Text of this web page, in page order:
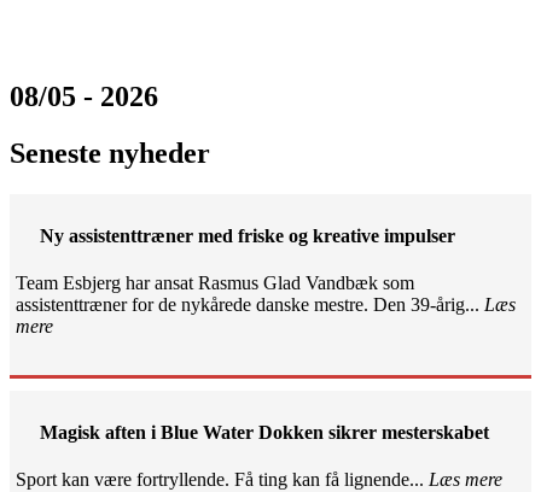
08/05 - 2026
Seneste nyheder
Ny assistenttræner med friske og kreative impulser
Team Esbjerg har ansat Rasmus Glad Vandbæk som
assistenttræner for de nykårede danske mestre. Den 39-årig... Læs
mere
Magisk aften i Blue Water Dokken sikrer mesterskabet
Sport kan være fortryllende. Få ting kan få lignende... Læs mere